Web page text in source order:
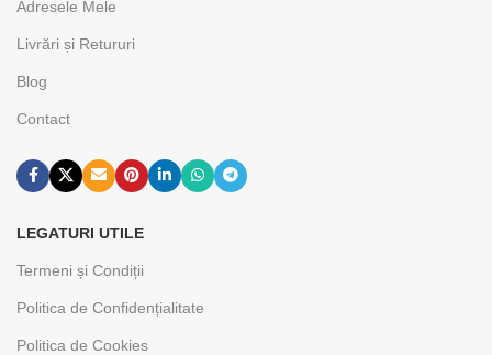
Adresele Mele
Livrări și Retururi
Blog
Contact
LEGATURI UTILE
Termeni și Condiții
Politica de Confidențialitate
Politica de Cookies